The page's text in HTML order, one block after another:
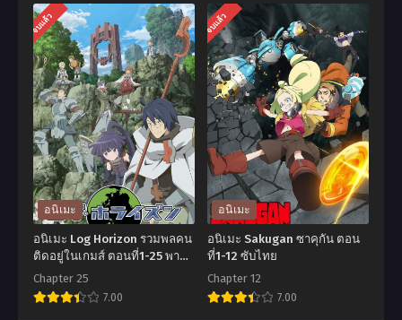
อ
นิ
เมะ
Kono
Subarashii
Sekai
ni
Shukufuku
wo!
Season 3 ขอ
ให้
โชค
ดี
อ
นิ
เมะ
Shinka
no
Mi
Shiranai
Uchi
ni
Kachigumi
Jinsei
Season
2
จบแล้ว
อนิเมะ
อนิเมะ Log Horizon รวมพลคน
ติดอยู่ในเกมส์ ตอนที่1-25 พากย์
ไทย
Chapter 25
7.00
จบแล้ว
อนิเมะ
อนิเมะ Sakugan ซาคุกัน ตอน
ที่1-12 ซับไทย
Chapter 12
7.00